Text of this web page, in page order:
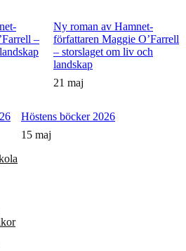
Ny roman av Hamnet-
författaren Maggie O’Farrell
– storslaget om liv och
landskap
21 maj
Höstens böcker 2026
15 maj